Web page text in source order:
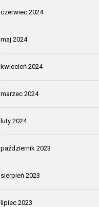
czerwiec 2024
maj 2024
kwiecień 2024
marzec 2024
luty 2024
październik 2023
sierpień 2023
lipiec 2023